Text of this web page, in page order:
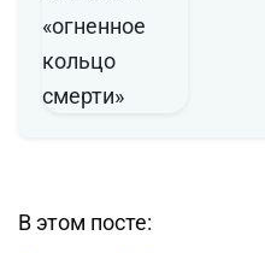
В этом посте: